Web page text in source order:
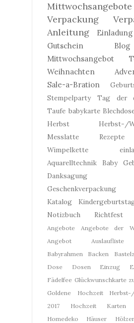
Mittwochsangebote
Verpackung
Anleitung
Einladung
Gutschein
Mittwochsangebot
Weihnachten
Sale-a-Bration
Stempelparty
Tag der
Taufe babykarte
Herbst
Herbst-/
Messlatte
Rezepte
Wimpelkette
Aquarelltechnik
Baby
Danksagung
Geschenkverpackung
Katalog
Notizbuch
Richtfest
Angebote Angebote der
Angebot
Auslaufliste
Babyrahmen
Backen
Dose
Dosen Einzug
Fädelfee Glückwunschkarte
Goldene Hochzeit
2017
Hochzeit Karten
Homedeko
Häuser